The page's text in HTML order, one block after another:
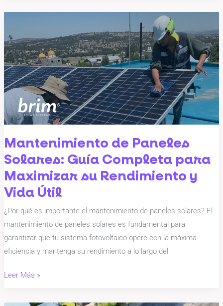
Mantenimiento de Paneles
Solares: Guía Completa para
Maximizar su Rendimiento y
Vida Útil
¿Por qué es importante el mantenimiento de paneles solares? El
mantenimiento de paneles solares es fundamental para
garantizar que tu sistema fotovoltaico opere con la máxima
eficiencia y mantenga su rendimiento a lo largo del
Paneles
Solares:
Guía
Completa
Maximizar
su
Rendimiento
y
Vida
Útil
Leer Más »